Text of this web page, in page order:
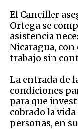
El Canciller
Ortega se
asistencia
Nicaragua,
trabajo sin
La entrada de
condiciones
para que
cobrado la vida
personas, en